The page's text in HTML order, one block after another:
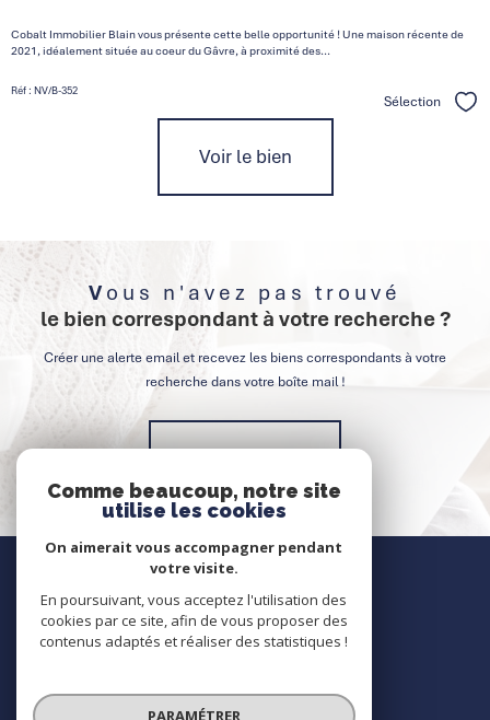
Cobalt Immobilier Blain vous présente cette belle opportunité ! Une maison récente de
2021, idéalement située au coeur du Gâvre, à proximité des...
Réf : NV/B-352
Sélection
Voir le bien
Vous n'avez pas trouvé
le bien correspondant à votre recherche ?
Créer une alerte email et recevez les biens correspondants à votre
recherche dans votre boîte mail !
Nous contacter
Contact
Nous suivre
Comme beaucoup, notre site
utilise les cookies
On aimerait vous accompagner pendant
votre visite.
En poursuivant, vous acceptez l'utilisation des
cookies par ce site, afin de vous proposer des
contenus adaptés et réaliser des statistiques !
PARAMÉTRER